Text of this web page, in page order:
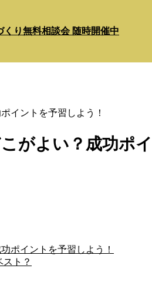
くり無料相談会 随時開催中
イントを予習しよう！
がよい？成功ポ
ポイントを予習しよう！
ト？